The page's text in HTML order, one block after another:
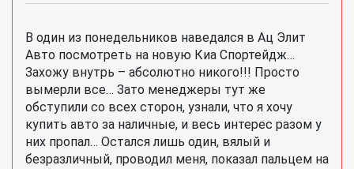
В один из понедельников наведался в Ац Элит
Авто посмотреть на новую Киа Спортейдж…
Захожу внутрь – абсолютно никого!!! Просто
вымерли все… Зато менеджеры тут же
обступили со всех сторон, узнали, что я хочу
купить авто за наличные, и весь интерес разом у
них пропал… Остался лишь один, вялый и
безразличный, проводил меня, показал пальцем на